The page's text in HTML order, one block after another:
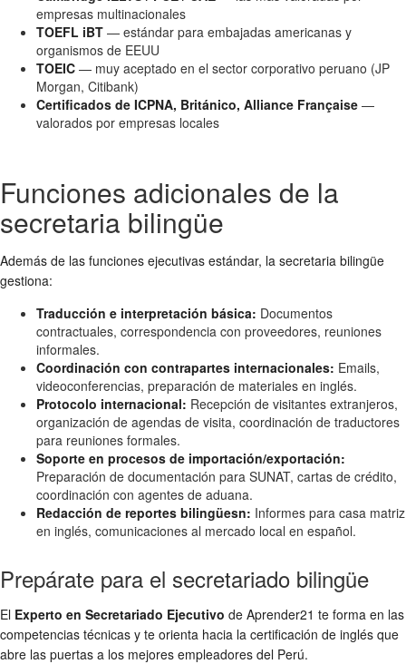
empresas multinacionales
TOEFL iBT — estándar para embajadas americanas y
organismos de EEUU
TOEIC — muy aceptado en el sector corporativo peruano (JP
Morgan, Citibank)
Certificados de ICPNA, Británico, Alliance Française —
valorados por empresas locales
Funciones adicionales de la
secretaria bilingüe
Además de las funciones ejecutivas estándar, la secretaria bilingüe
gestiona:
Traducción e interpretación básica: Documentos
contractuales, correspondencia con proveedores, reuniones
informales.
Coordinación con contrapartes internacionales: Emails,
videoconferencias, preparación de materiales en inglés.
Protocolo internacional: Recepción de visitantes extranjeros,
organización de agendas de visita, coordinación de traductores
para reuniones formales.
Soporte en procesos de importación/exportación:
Preparación de documentación para SUNAT, cartas de crédito,
coordinación con agentes de aduana.
Redacción de reportes bilingüesn: Informes para casa matriz
en inglés, comunicaciones al mercado local en español.
Prepárate para el secretariado bilingüe
El Experto en Secretariado Ejecutivo de Aprender21 te forma en las
competencias técnicas y te orienta hacia la certificación de inglés que
abre las puertas a los mejores empleadores del Perú.